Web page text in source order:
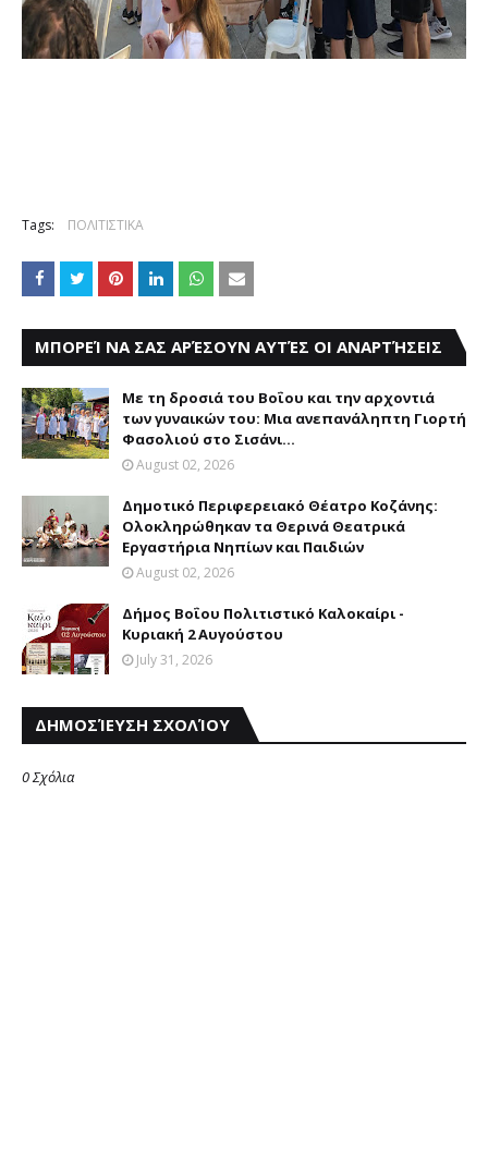
Tags: ΠΟΛΙΤΙΣΤΙΚΑ
ΜΠΟΡΕΊ ΝΑ ΣΑΣ ΑΡΈΣΟΥΝ ΑΥΤΈΣ ΟΙ ΑΝΑΡΤΉΣΕΙΣ
Με τη δροσιά του Βοΐου και την αρχοντιά
των γυναικών του: Μια ανεπανάληπτη Γιορτή
Φασολιού στο Σισάνι...
August 02, 2026
Δημοτικό Περιφερειακό Θέατρο Κοζάνης:
Ολοκληρώθηκαν τα Θερινά Θεατρικά
Εργαστήρια Νηπίων και Παιδιών
August 02, 2026
Δήμος Βοΐου Πολιτιστικό Καλοκαίρι -
Κυριακή 2 Αυγούστου
July 31, 2026
ΔΗΜΟΣΊΕΥΣΗ ΣΧΟΛΊΟΥ
0 Σχόλια